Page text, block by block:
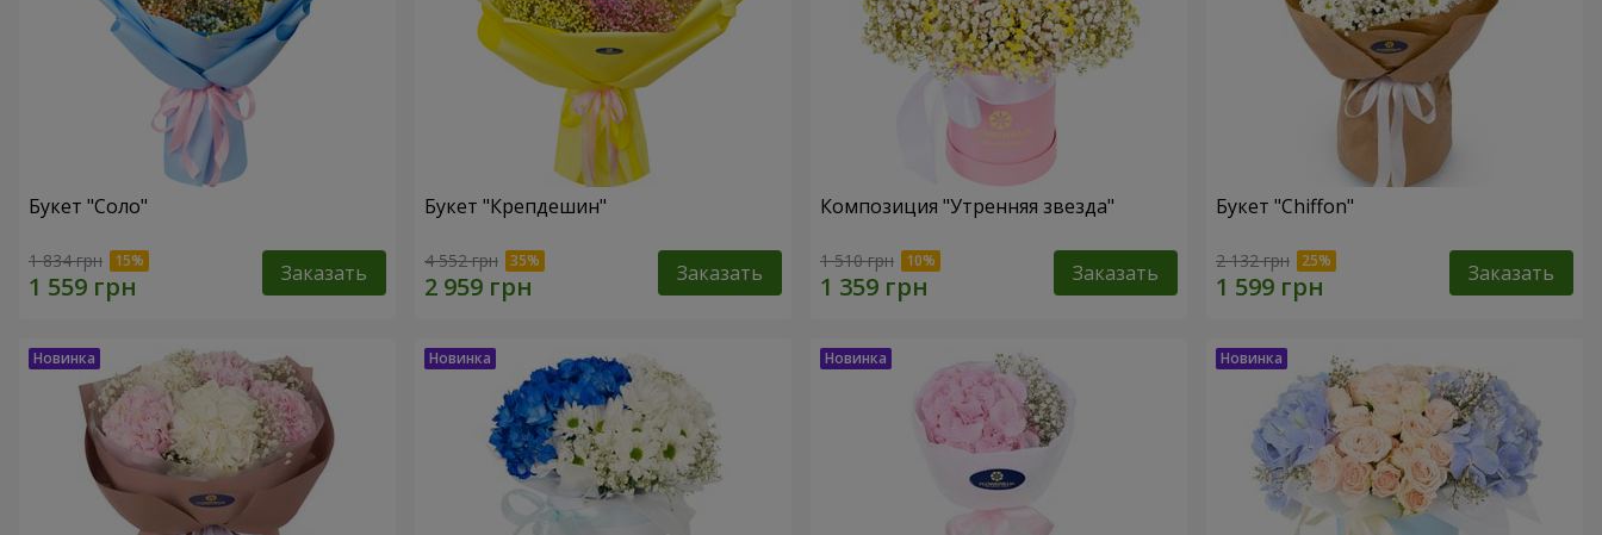
Букет "Соло"
1 834 грн Заказать
Букет "Крепдешин"
4 552 грн Заказать
Композиция "Утренняя звезда"
1 510 грн Заказать
Букет "Chiffon"
2 132 грн Заказать